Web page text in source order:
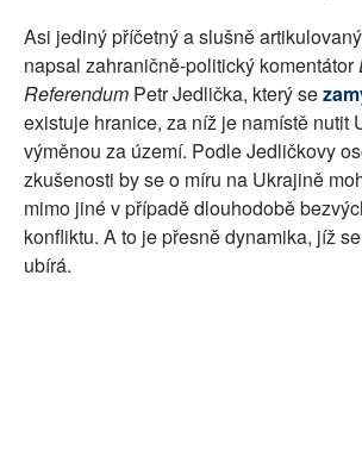
Asi jediný příčetný a slušně
napsal zahraničně-politický komentátor
Referendum Petr Jedlička, který se
existuje hranice, za níž je namístě nutit
výměnou za území. Podle Jedličkovy
zkušenosti by se o míru na Ukrajině
mimo jiné v případě dlouhodobě
konfliktu. A to je přesně dynamika, jíž
ubírá.